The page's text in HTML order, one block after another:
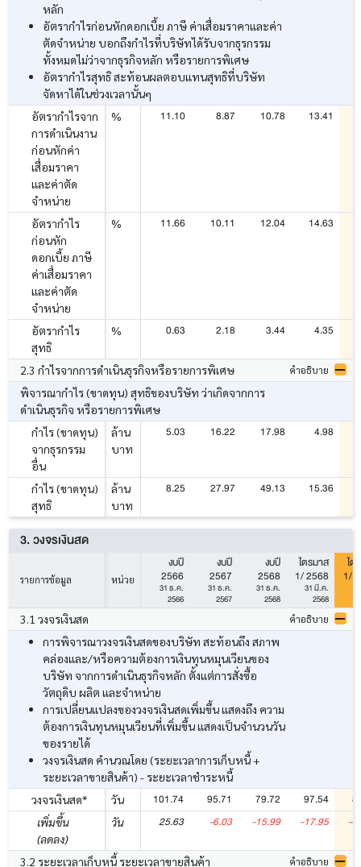
หลัก
อัตรากำไรก่อนหักดอกเบี้ย ภาษี ค่าเสื่อมราคาและค่า
ตัดจำหน่าย บอกถึงกำไรที่บริษัทได้รับจากธุรกรรม
ทั้งหมดไม่ว่าจากธุรกิจหลัก หรือรายการพิเศษ
อัตรากำไรสุทธิ สะท้อนผลตอบแทนสุทธิที่บริษัท
จัดหาได้ในช่วงเวลานั้นๆ
อัตรากำไรจาก
การดำเนินงาน
ก่อนหักค่า
เสื่อมราคา
และค่าตัด
จำหน่าย
% 11.10 8.87 10.78 13.41
อัตรากำไร
ก่อนหัก
ดอกเบี้ย ภาษี
ค่าเสื่อมราคา
และค่าตัด
จำหน่าย
% 11.66 10.11 12.04 14.63
อัตรากำไร
สุทธิ
% 0.63 2.18 3.44 4.35
2.3 กำไรจากการดำเนินธุรกิจหรือรายการพิเศษ คำอธิบาย
พิจารณากำไร (ขาดทุน) สุทธิของบริษัท ว่าเกิดจากการ
ดำเนินธุรกิจ หรือรายการพิเศษ
กำไร (ขาดทุน)
จากธุรกรรม
อื่น
ล้าน
บาท
5.03 16.22 17.98 4.98
กำไร (ขาดทุน)
สุทธิ
ล้าน
บาท
8.25 27.97 49.13 15.36
3. วงจรเงินสด
รายการข้อมูล หน่วย
งบปี
2566
31 ธ.ค.
2566
งบปี
2567
31 ธ.ค.
2567
งบปี
2568
31 ธ.ค.
2568
ไตรมาส
1/ 2568
31 มี.ค.
2568
ไต
1/
3.1 วงจรเงินสด คำอธิบาย
การพิจารณาวงจรเงินสดของบริษัท สะท้อนถึง สภาพ
คล่องและ/หรือความต้องการเงินทุนหมุนเวียนของ
บริษัท จากการดำเนินธุรกิจหลัก ตั้งแต่การสั่งซื้อ
วัตถุดิบ ผลิต และจำหน่าย
การเปลี่ยนแปลงของวงจรเงินสดเพิ่มขึ้น แสดงถึง ความ
ต้องการเงินทุนหมุนเวียนที่เพิ่มขึ้น แสดงเป็นจำนวนวัน
ของรายได้
วงจรเงินสด คำนวณโดย (ระยะเวลาการเก็บหนี้ +
ระยะเวลาขายสินค้า) - ระยะเวลาชำระหนี้
วงจรเงินสด*
วัน 101.74 95.71 79.72 97.54
เพิ่มขึ้น
(ลดลง)
วัน 25.63 -6.03 -15.99 -17.95 -
3.2 ระยะเวลาเก็บหนี้ ระยะเวลาขายสินค้า คำอธิบาย